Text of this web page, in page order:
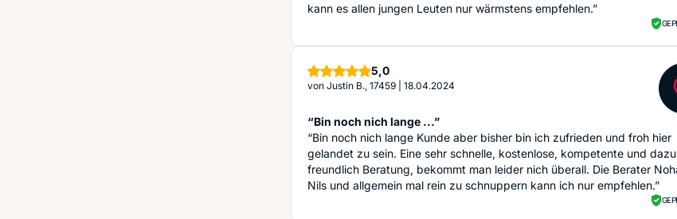
kann es allen jungen Leuten nur wärmstens empfehlen.”
5,0Sterne
von Justin B., 17459 18.04.2024
“Bin noch nich lange ...”
“Bin noch nich lange Kunde aber bisher bin ich zufrieden und froh hier
gelandet zu sein. Eine sehr schnelle, kostenlose, kompetente und
freundlich Beratung, bekommt man leider nich überall. Die Berater
Nils und allgemein mal rein zu schnuppern kann ich nur empfehlen.”